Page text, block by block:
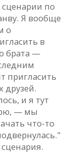
по
Я вообще
о
в
брaтa —
приглaсить
друзей.
и я тут
— мы
что-то